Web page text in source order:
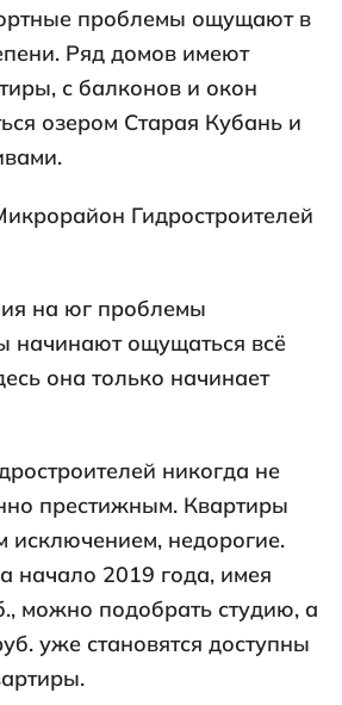
проблемы ощущают в
Ряд домов имеют
с балконов и окон
озером Старая Кубань и
на юг проблемы
начинают ощущаться всё
она только начинает
никогда не
престижным. Квартиры
исключением, недорогие.
начало 2019 года, имея
можно подобрать студию, а
уже становятся доступны